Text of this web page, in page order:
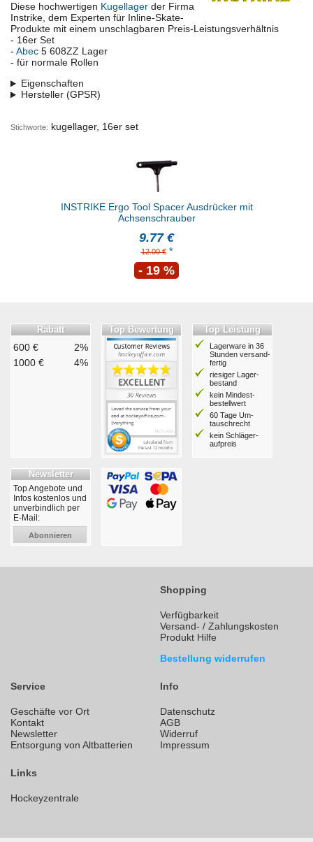
Diese hochwertigen Kugellager der Firma
Instrike, dem Experten für Inline-Skate-
Produkte mit einem unschlagbaren Preis-Leistungsverhältnis
- 16er Set
- Abec 5 608ZZ Lager
- für normale Rollen
Eigenschaften
Hersteller (GPSR)
Stichworte: kugellager, 16er set
INSTRIKE Ergo Tool Spacer Ausdrücker mit
Achsenschrauber
9.77 €
12.00 €*
- 19 %
Rabatt
600 €
2%
1000 €
4%
Top Bewertung Top Leistung
Lagerware in 36
Stunden ver­sand­
fertig
riesiger Lager­
bestand
kein Mindest­
bestell­wert
60 Tage Um­
tausch­recht
kein Schläger­
aufpreis
Newsletter
Top Angebote und
Infos kostenlos und
unverbindlich per
E-Mail:
Abonnieren
Shopping
Verfügbarkeit
Versand- / Zahlungskosten
Produkt Hilfe
Bestellung widerrufen
Service
Geschäfte vor Ort
Kontakt
Newsletter
Entsorgung von Altbatterien
Info
Datenschutz
AGB
Widerruf
Impressum
Links
Hockeyzentrale